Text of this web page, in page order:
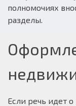
полномочиях
разделы.
Если речь идет